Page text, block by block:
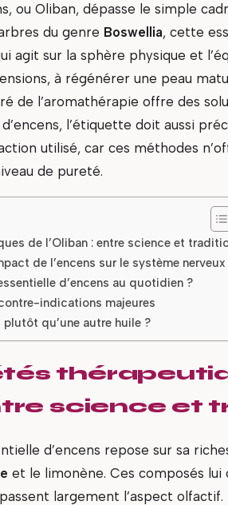
ou Oliban, dépasse le simple
du genre Boswellia, cette
agit sur la sphère physique et
à régénérer une peau
de l’aromathérapie offre des
l’étiquette doit aussi
utilisé, car ces méthodes
de pureté.
de l’Oliban : entre science et
de l’encens sur le système nerveux
d’encens au quotidien ?
indications majeures
plutôt qu’une autre huile ?
science et
d’encens repose sur sa
et le limonène. Ces composés
largement l’aspect olfactif.